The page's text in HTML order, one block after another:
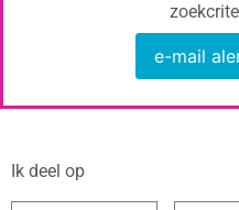
e-mail
Ik deel op